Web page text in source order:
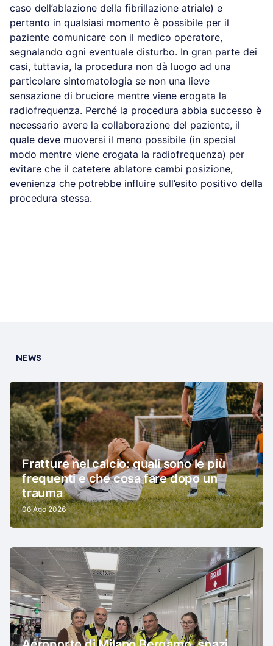
caso dell’ablazione della fibrillazione atriale) e
pertanto in qualsiasi momento è possibile per il
paziente comunicare con il medico operatore,
segnalando ogni eventuale disturbo. In gran parte dei
casi, tuttavia, la procedura non dà luogo ad una
particolare sintomatologia se non una lieve
sensazione di bruciore mentre viene erogata la
radiofrequenza. Perché la procedura abbia successo è
necessario avere la collaborazione del paziente, il
quale deve muoversi il meno possibile (in special
modo mentre viene erogata la radiofrequenza) per
evitare che il catetere ablatore cambi posizione,
evenienza che potrebbe influire sull’esito positivo della
procedura stessa.
NEWS
Fratture nel calcio: quali sono le più
frequenti e che cosa fare dopo un
trauma
06 Ago 2026